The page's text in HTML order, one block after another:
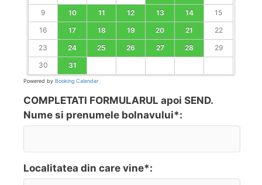
9
10 11 12 13 14
15
16
17 18 19 20 21
22
23
24 25 26 27 28
29
30
31
Powered by Booking Calendar
COMPLETATI FORMULARUL apoi SEND.
Nume si prenumele bolnavului*:
Localitatea din care vine*: